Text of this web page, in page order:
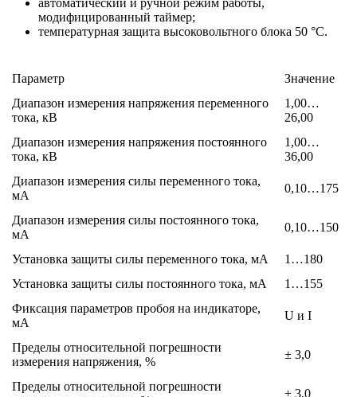
модифицированный таймер;
температурная защита высоковольтного блока 50 °C.
Параметр
Значение
Диапазон измерения напряжения переменного
тока, кВ
1,00…
26,00
Диапазон измерения напряжения постоянного
тока, кВ
1,00…
36,00
Диапазон измерения силы переменного тока,
мА
0,10…175
Диапазон измерения силы постоянного тока,
мА
0,10…150
Установка защиты силы переменного тока, мА
1…180
Установка защиты силы постоянного тока, мА
1…155
Фиксация параметров пробоя на индикаторе,
мА
U и I
Пределы относительной погрешности
измерения напряжения, %
± 3,0
Пределы относительной погрешности
± 3,0